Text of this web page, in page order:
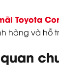
Toyota
hãng và hỗ